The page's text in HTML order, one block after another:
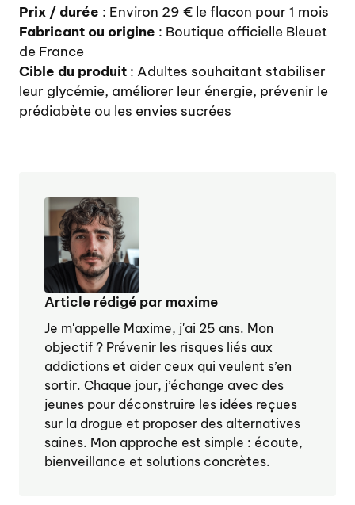
Prix / durée : Environ 29 € le flacon pour 1 mois
Fabricant ou origine : Boutique officielle Bleuet
de France
Cible du produit : Adultes souhaitant stabiliser
leur glycémie, améliorer leur énergie, prévenir le
prédiabète ou les envies sucrées
Article rédigé par maxime
Je m'appelle Maxime, j'ai 25 ans. Mon
objectif ? Prévenir les risques liés aux
addictions et aider ceux qui veulent s’en
sortir. Chaque jour, j’échange avec des
jeunes pour déconstruire les idées reçues
sur la drogue et proposer des alternatives
saines. Mon approche est simple : écoute,
bienveillance et solutions concrètes.